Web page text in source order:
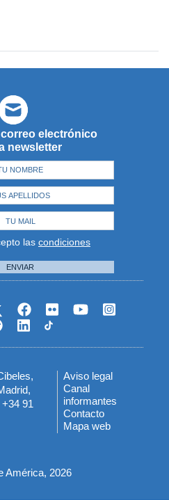
electrónico
newsletter
las condiciones
ENVIAR
91
Menú
del
pie
Aviso legal
Canal
informantes
Contacto
Mapa web
América, 2026